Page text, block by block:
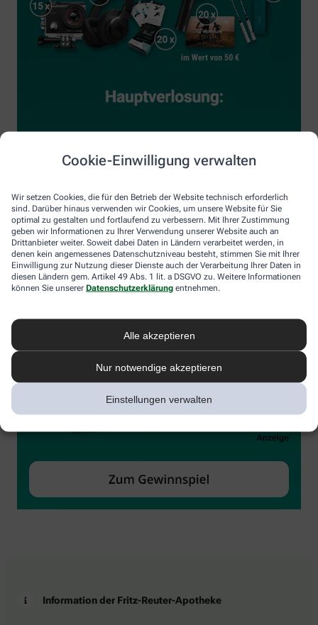
Cookie-Einwilligung verwalten
Wir setzen Cookies, die für den Betrieb der Website technisch erforderlich
sind. Darüber hinaus verwenden wir Cookies, um unsere Website für Sie
optimal zu gestalten und fortlaufend zu verbessern. Mit Ihrer Zustimmung
geben wir Informationen zu Ihrer Verwendung unserer Website auch an
Drittanbieter weiter. Soweit dabei Daten in Ländern verarbeitet werden, in
denen kein angemessenes Datenschutzniveau besteht, stimmen Sie mit Ihrer
Einwilligung zur Nutzung dieser Dienste auch der Verarbeitung Ihrer Daten in
diesen Ländern gem. Artikel 49 Abs. 1 lit. a DSGVO zu. Weitere Informationen
können Sie unserer Datenschutzerklärung entnehmen.
Alle akzeptieren
Nur notwendige akzeptieren
Einstellungen verwalten
Information der Fritz-Reuter-Apotheke